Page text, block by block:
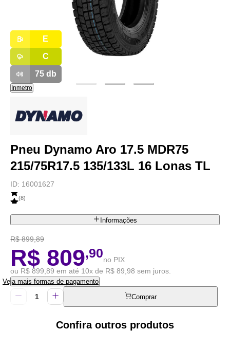
E
C
75db
Inmetro
Pneu Dynamo Aro 17.5 MDR75
215/75R17.5 135/133L 16 Lonas TL
ID: 16001627
(8)
Informações
R$ 899,89
R$ 809,90no PIX
ou R$ 899,89 em até 10x de R$ 89,98 sem juros.
Veja mais formas de pagamento
Comprar
Confira outros produtos